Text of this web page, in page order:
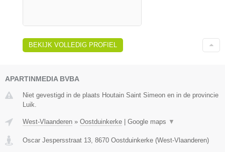
BEKIJK VOLLEDIG PROFIEL
APARTINMEDIA BVBA
Niet gevestigd in de plaats Houtain Saint Simeon en in de provincie
Luik.
West-Vlaanderen » Oostduinkerke | Google maps ▼
Oscar Jespersstraat 13 8670 Oostduinkerke (West-Vlaanderen)